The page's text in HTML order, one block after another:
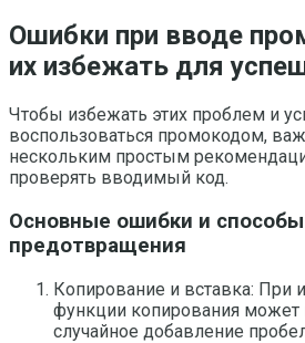
Ошибки при вводе
их избежать для
Чтобы избежать этих проблем и
воспользоваться промокодом,
нескольким простым
проверять вводимый код.
Основные ошибки и
предотвращения
Копирование и вставка: При
функции копирования может
случайное добавление